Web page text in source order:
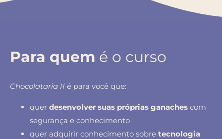
Para quem é o curso
Chocolataria II é para você que:
quer desenvolver suas próprias ganaches com
segurança e conhecimento
quer adquirir conhecimento sobre tecnologia